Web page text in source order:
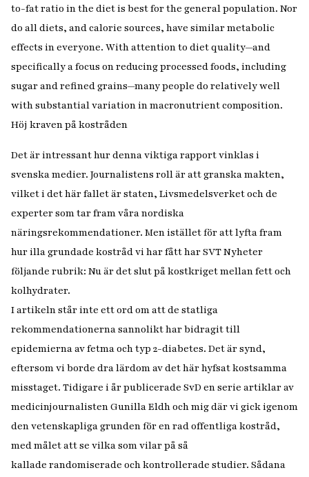
to-fat ratio in the diet is best for the general population. Nor
do all diets, and calorie sources, have similar metabolic
effects in everyone. With attention to diet quality—and
specifically a focus on reducing processed foods, including
sugar and refined grains—many people do relatively well
with substantial variation in macronutrient composition.
Höj kraven på kostråden
Det är intressant hur denna viktiga rapport vinklas i
svenska medier. Journalistens roll är att granska makten,
vilket i det här fallet är staten, Livsmedelsverket och de
experter som tar fram våra nordiska
näringsrekommendationer. Men istället för att lyfta fram
hur illa grundade kostråd vi har fått har SVT Nyheter
följande rubrik: Nu är det slut på kostkriget mellan fett och
kolhydrater.
I artikeln står inte ett ord om att de statliga
rekommendationerna sannolikt har bidragit till
epidemierna av fetma och typ 2-diabetes. Det är synd,
eftersom vi borde dra lärdom av det här hyfsat kostsamma
misstaget. Tidigare i år publicerade SvD en serie artiklar av
medicinjournalisten Gunilla Eldh och mig där vi gick igenom
den vetenskapliga grunden för en rad offentliga kostråd,
med målet att se vilka som vilar på så
kallade randomiserade och kontrollerade studier. Sådana